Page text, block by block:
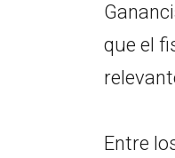
que el
Entre